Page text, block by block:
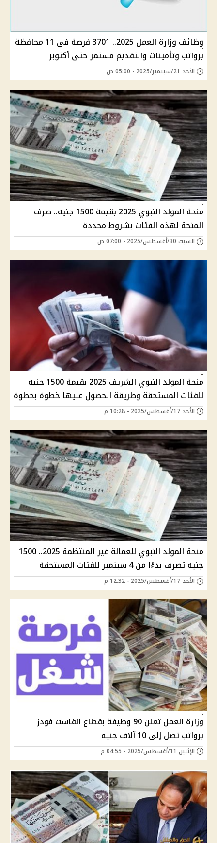
وظائف وزارة العمل 2025.. 3701 فرصة في 11 محافظة
برواتب وتأمينات والتقديم مستمر حتى أكتوبر
الأحد 21/سبتمبر/2025 - 05:00 ص
منحة المولد النبوي 2025 بقيمة 1500 جنيه.. صرف
المنحة لهذه الفئات بشروط محددة
السبت 30/أغسطس/2025 - 07:00 ص
منحة المولد النبوي الشريف 2025 بقيمة 1500 جنيه
للفئات المستحقة وطريقة الحصول عليها خطوة بخطوة
الأحد 17/أغسطس/2025 - 10:28 م
منحة المولد النبوي للعمالة غير المنتظمة 2025.. 1500
جنيه تصرف بدءًا من 4 سبتمبر للفئات المستحقة
الأحد 17/أغسطس/2025 - 12:32 م
وزارة العمل تعلن 90 وظيفة بقطاع الفاست فودز
برواتب تصل إلى 10 آلاف جنيه
الإثنين 11/أغسطس/2025 - 04:55 م